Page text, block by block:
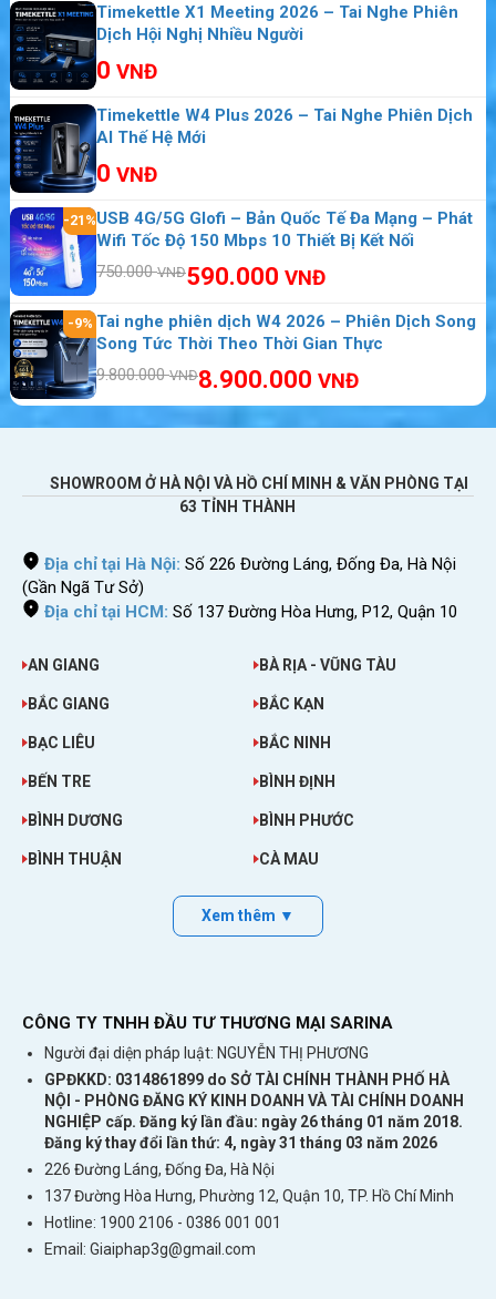
Bảng giá cho thuê wifi du lịch Uruguay giá
rẻ
– Tại Sahaha bạn sẽ đượcthuê wifi đi
Uruguayvới giá rẻ đến không ngờ. Với mức giá
thể sử dụng 4G tốc độ siêu nhanh không cần
– Đặc biệt nếu bạn đi Uruguay đông người thì
giá lại càng
Sahaha R9 có thể dùng cho nhiều thiết bị với
tốc độ cao.
– Nếu so với việc chuyển vùng quốc tế thì bạn
dùng cách này khi thuê wifi Sahara của chúng
tôi bạn sẽ tiết kiệm được một số chi phí khá
lớn so với việc dùng chuyển vùng quốc tế cho
quốc gia này.
Cho Thuê Cục Phát Wifi Đi Tây Ban Nha (Spain)
Cho Thuê Cục Phát Wifi Đi Brunei
Cho Thuê Cục Phát Wifi Đi Malaysia
Thuê cục phát wifi đi Uruguay cực rẻ
Bạn muốn có wifi tốc độ cao trong
Timekettle X1 Meeting 2026 – Tai Nghe Phiên
Dịch Hội Nghị Nhiều Người
0 VNĐ
Timekettle W4 Plus 2026 – Tai Nghe Phiên Dịch
AI Thế Hệ Mới
0 VNĐ
-21%USB 4G/5G Glofi – Bản Quốc Tế Đa Mạng – Phát
Wifi Tốc Độ 150 Mbps 10 Thiết Bị Kết Nối
750.000VNĐ590.000 VNĐ
-9% Tai nghe phiên dịch W4 2026 – Phiên Dịch Song
Song Tức Thời Theo Thời Gian Thực
9.800.000VNĐ8.900.000 VNĐ
SHOWROOM Ở HÀ NỘI VÀ HỒ CHÍ MINH & VĂN PHÒNG TẠI
63 TỈNH THÀNH
Địa chỉ tại Hà Nội: Số 226 Đường Láng, Đống Đa, Hà Nội
(Gần Ngã Tư Sở)
Địa chỉ tại HCM: Số 137 Đường Hòa Hưng, P12, Quận 10
AN GIANG BÀ RỊA - VŨNG TÀU
BẮC GIANG BẮC KẠN
BẠC LIÊU BẮC NINH
BẾN TRE BÌNH ĐỊNH
BÌNH DƯƠNG BÌNH PHƯỚC
BÌNH THUẬN CÀ MAU
Xem thêm ▼
CÔNG TY TNHH ĐẦU TƯ THƯƠNG MẠI SARINA
Người đại diện pháp luật: NGUYỄN THỊ PHƯƠNG
GPĐKKD: 0314861899 do SỞ TÀI CHÍNH THÀNH PHỐ HÀ
NỘI - PHÒNG ĐĂNG KÝ KINH DOANH VÀ TÀI CHÍNH DOANH
NGHIỆP cấp. Đăng ký lần đầu: ngày 26 tháng 01 năm 2018.
Đăng ký thay đổi lần thứ: 4, ngày 31 tháng 03 năm 2026
226 Đường Láng, Đống Đa, Hà Nội
137 Đường Hòa Hưng, Phường 12, Quận 10, TP. Hồ Chí Minh
Hotline: 1900 2106 - 0386 001 001
Email: Giaiphap3g@gmail.com